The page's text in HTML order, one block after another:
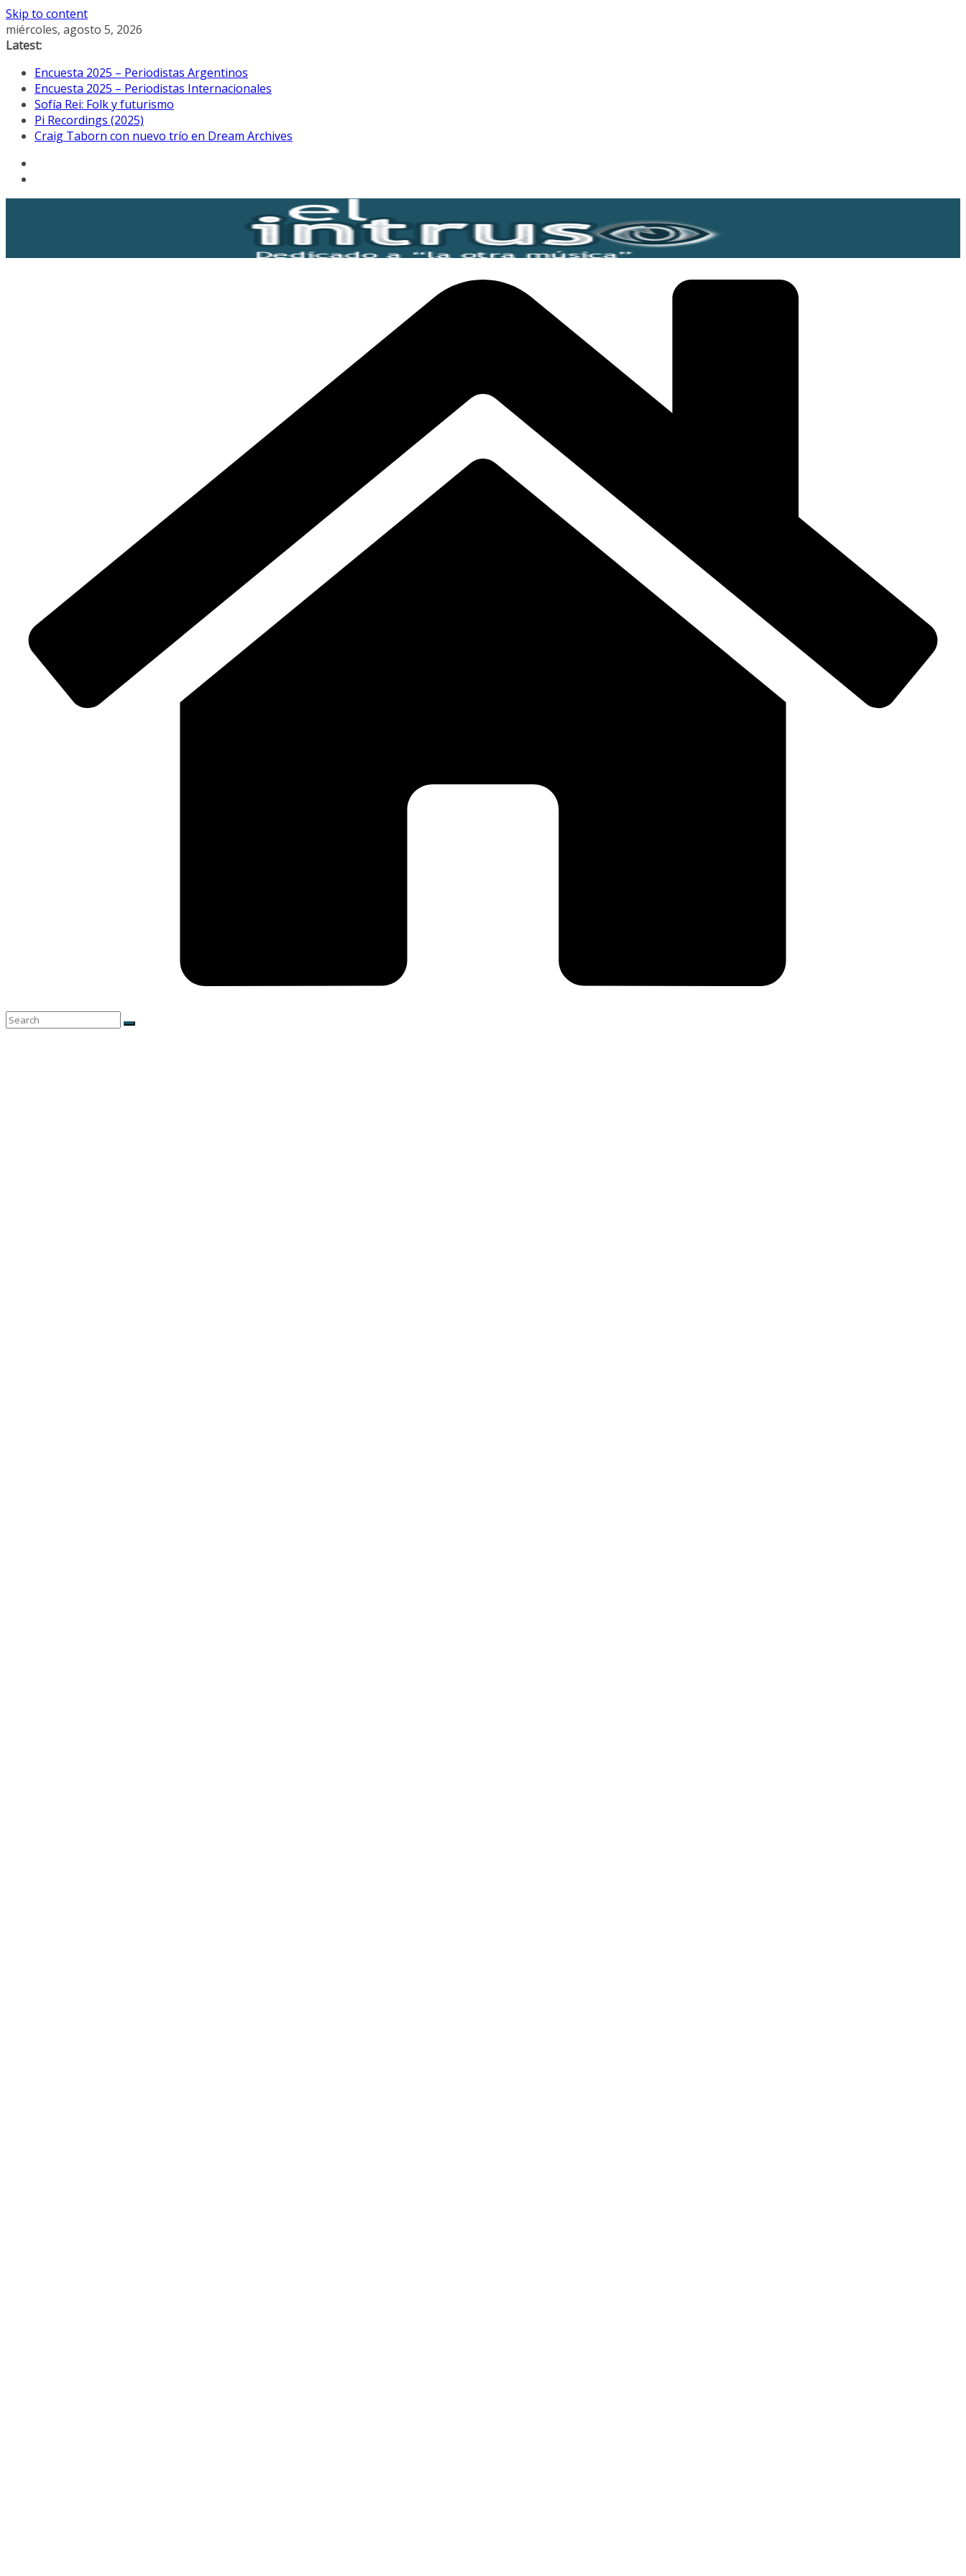
Skip to content
miércoles, agosto 5, 2026
Latest:
Encuesta 2025 – Periodistas Argentinos
Encuesta 2025 – Periodistas Internacionales
Sofía Rei: Folk y futurismo
Pi Recordings (2025)
Craig Taborn con nuevo trío en Dream Archives